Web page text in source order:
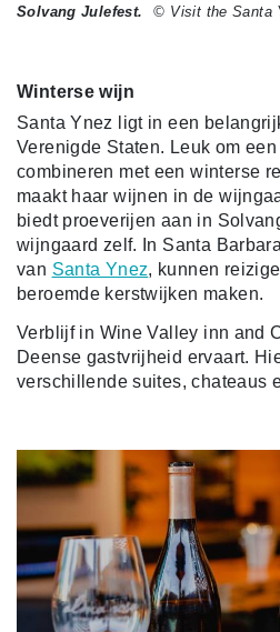
Solvang Julefest. © Visit the Santa
Winterse wijn
Santa Ynez ligt in een
Verenigde Staten. Leuk om
combineren met een winterse
maakt haar wijnen in de
biedt proeverijen aan in
wijngaard zelf. In Santa
van Santa Ynez, kunnen
beroemde kerstwijken maken.
Verblijf in Wine Valley inn and
Deense gastvrijheid ervaart.
verschillende suites, chateaus